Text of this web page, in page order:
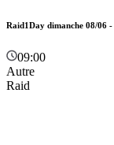
Raid1Day dimanche 08/06
09:00
Autre
Raid